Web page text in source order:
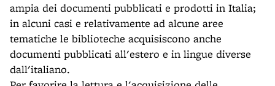
ampia dei documenti pubblicati e prodotti in Italia;
in alcuni casi e relativamente ad alcune aree
tematiche le biblioteche acquisiscono anche
documenti pubblicati all'estero e in lingue diverse
dall'italiano.